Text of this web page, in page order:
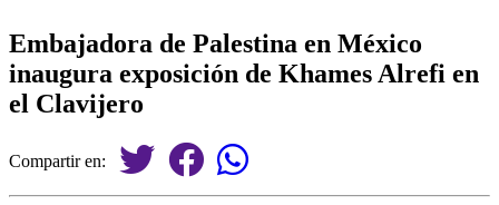
Embajadora de Palestina en México
inaugura exposición de Khames Alrefi en
el Clavijero
Compartir en: